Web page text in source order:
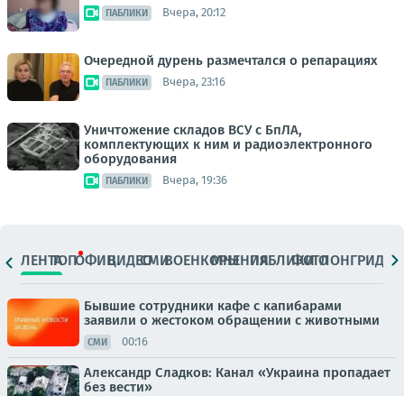
ПАБЛИКИ Вчера, 20:12
Очередной дурень размечтался о репарациях
ПАБЛИКИ Вчера, 23:16
Уничтожение складов ВСУ с БпЛА,
комплектующих к ним и радиоэлектронного
оборудования
ПАБЛИКИ Вчера, 19:36
ЛЕНТАТОПОФИЦ.ВИДЕОСМИВОЕНКОРЫМНЕНИЯПАБЛИКИ
ФОТОЛОНГРИДЫ
Бывшие сотрудники кафе с капибарами
заявили о жестоком обращении с животными
СМИ 00:16
Александр Сладков: Канал «Украина пропадает
без вести»